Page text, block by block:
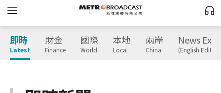
即時
Latest
財金
Finance
國際
World
本地
Local
兩岸
China
News
(English